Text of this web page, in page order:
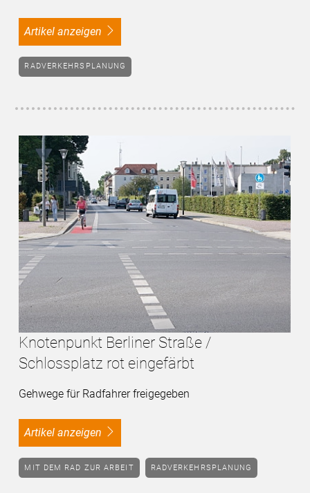
Artikel anzeigen
RADVERKEHRSPLANUNG
Knotenpunkt Berliner Straße /
Schlossplatz rot eingefärbt
Gehwege für Radfahrer freigegeben
Artikel anzeigen
MIT DEM RAD ZUR ARBEIT RADVERKEHRSPLANUNG